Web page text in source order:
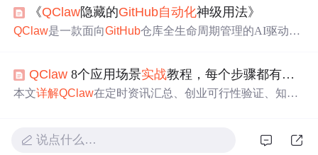
度与安全本地化优势。
自动归档至Notion/Obsidian三大实战案例，并强调安全性
（环境变量管理）、调试方法、错误处理及工作流模块化
《QClaw隐藏的GitHub自动化神级用法》
QClaw是一款面向GitHub仓库全生命周期管理的AI驱动自
置、多仓协同、权限控制及文档与备份自动化。其核心优
势在于上下文感知的智能决策、零代码低门槛、可扩展技
QClaw 8个应用场景实战教程，每个步骤都有截图 (
本文详解QClaw在定时资讯汇总、创业可行性验证、知识
涵盖Prompt示例、
，突出其通过S
说点什么…